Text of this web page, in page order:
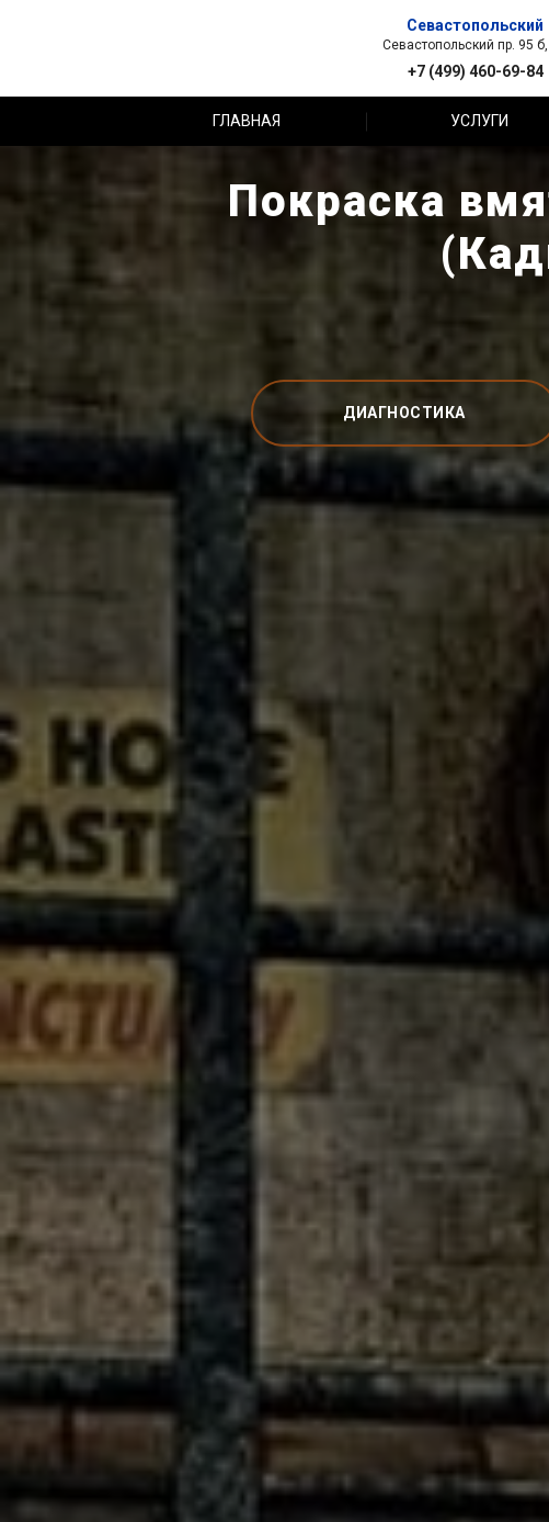
Севастопольский
Севастопольский пр. 95 б,
+7 (499) 460-69-84
ГЛАВНАЯ УСЛУГИ
Покраска
ДИАГНОСТИКА